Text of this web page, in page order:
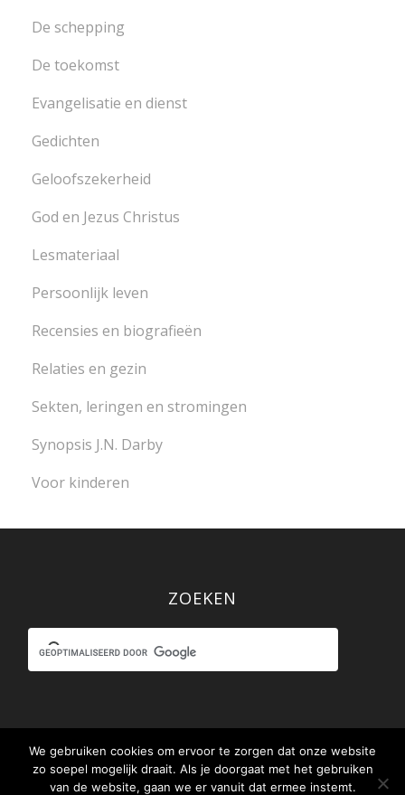
De schepping
De toekomst
Evangelisatie en dienst
Gedichten
Geloofszekerheid
God en Jezus Christus
Lesmateriaal
Persoonlijk leven
Recensies en biografieën
Relaties en gezin
Sekten, leringen en stromingen
Synopsis J.N. Darby
Voor kinderen
ZOEKEN
© www.debijbelvoorjou.nl / .be in samenwerking metStichting Uit
We gebruiken cookies om ervoor te zorgen dat onze website
zo soepel mogelijk draait. Als je doorgaat met het gebruiken
van de website, gaan we er vanuit dat ermee instemt.